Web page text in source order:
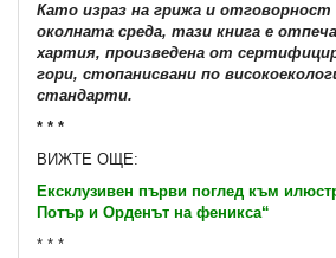
Като израз на грижа и отговорност
околната среда, тази книга е
хартия, произведена от
гори, стопанисвани по
стандарти.
* * *
ВИЖТЕ ОЩЕ:
Ексклузивен първи поглед към
Потър и Орденът на феникса“
* * *